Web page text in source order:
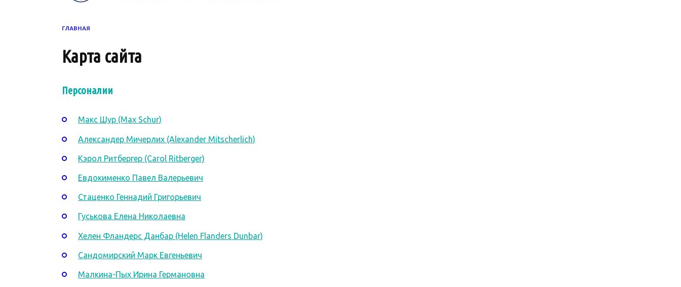
ГЛАВНАЯ
Карта сайта
Персоналии
Макс Шур (Max Schur)
Александер Мичерлих (Alexander Mitscherlich)
Кэрол Ритбергер (Carol Ritberger)
Евдокименко Павел Валерьевич
Стаценко Геннадий Григорьевич
Гуськова Елена Николаевна
Хелен Фландерс Данбар (Helen Flanders Dunbar)
Сандомирский Марк Евгеньевич
Малкина-Пых Ирина Германовна